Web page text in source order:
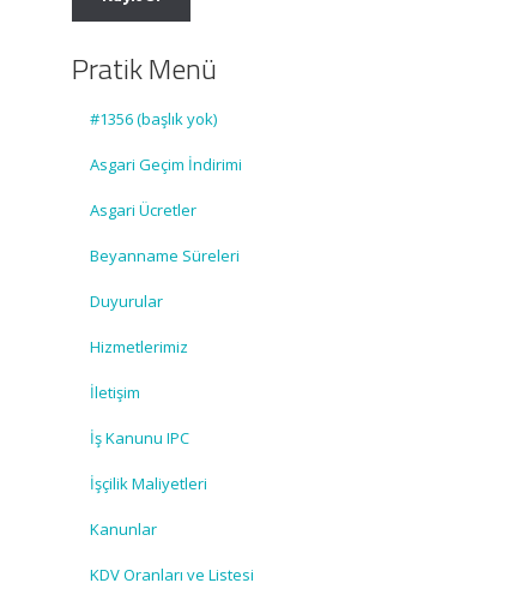
Pratik Menü
#1356 (başlık yok)
Asgari Geçim İndirimi
Asgari Ücretler
Beyanname Süreleri
Duyurular
Hizmetlerimiz
İletişim
İş Kanunu IPC
İşçilik Maliyetleri
Kanunlar
KDV Oranları ve Listesi